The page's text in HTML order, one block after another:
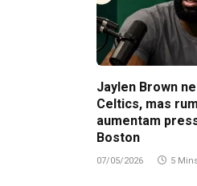
Jaylen Brown
Celtics, mas
aumentam
Boston
07/05/2026 5